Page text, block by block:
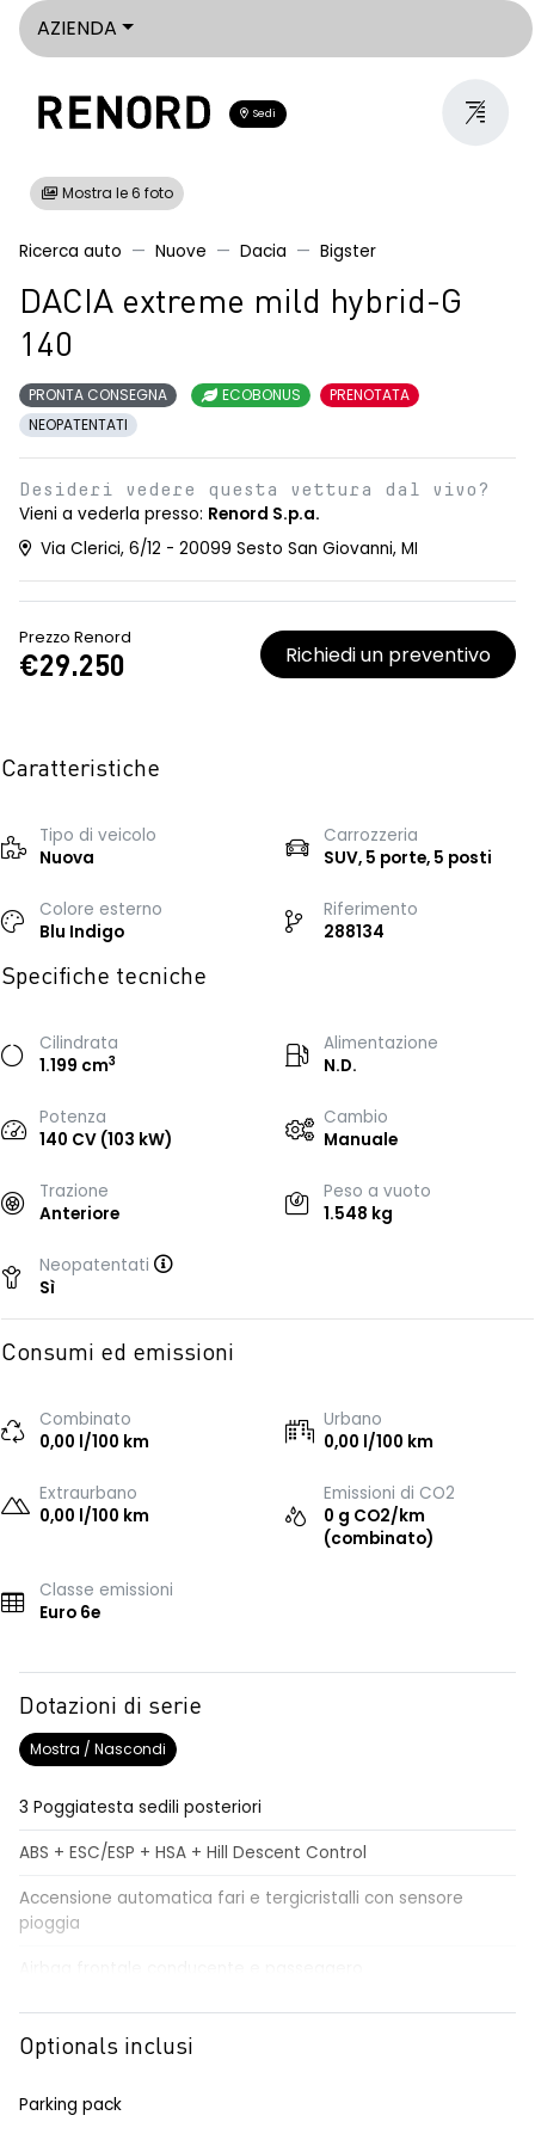
AZIENDA
Sedi
Mostra le 6 foto
Ricerca auto Nuove Dacia Bigster
DACIA extreme mild hybrid-G
140
PRONTA CONSEGNA ECOBONUS
PRENOTATA
NEOPATENTATI
Desideri vedere questa vettura dal vivo?
Vieni a vederla presso: Renord S.p.a.
Via Clerici, 6/12 - 20099 Sesto San Giovanni, MI
Prezzo Renord
€29.250 Richiedi un preventivo
Caratteristiche
Tipo di veicolo
Nuova
Carrozzeria
SUV, 5 porte, 5 posti
Colore esterno
Blu Indigo
Riferimento
288134
Specifiche tecniche
Cilindrata
1.199 cm3
Alimentazione
N.D.
Potenza
140 CV (103 kW)
Cambio
Manuale
Trazione
Anteriore
Peso a vuoto
1.548 kg
Neopatentati
Sì
Consumi ed emissioni
Combinato
0,00 l/100 km
Urbano
0,00 l/100 km
Extraurbano
0,00 l/100 km
Emissioni di CO2
0 g CO2/km
(combinato)
Classe emissioni
Euro 6e
Dotazioni di serie
Mostra / Nascondi
3 Poggiatesta sedili posteriori
ABS + ESC/ESP + HSA + Hill Descent Control
Accensione automatica fari e tergicristalli con sensore
pioggia
Airbag laterali a tendina
Alzacristalli elettrici impulsionali anteriori e posteriori
Alzacristallo elettrico impulsionale anteriore lato conducente
Optionals inclusi
Parking pack